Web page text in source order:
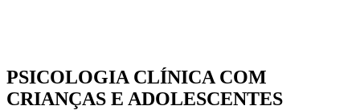
PSICOLOGIA CLÍNICA COM
CRIANÇAS E ADOLESCENTES